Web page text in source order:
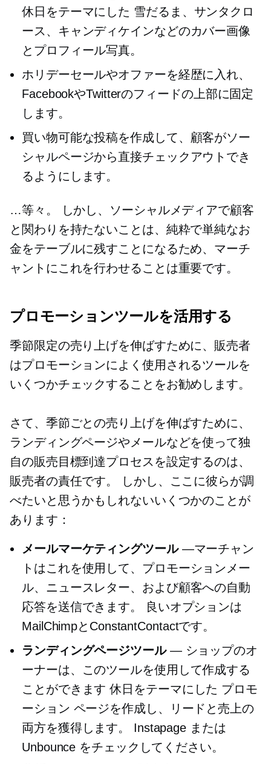
休日をテーマにした 雪だるま、サンタクロ
ース、キャンディケインなどのカバー画像
とプロフィール写真。
ホリデーセールやオファーを経歴に入れ、
FacebookやTwitterのフィードの上部に固定
します。
買い物可能な投稿を作成して、顧客がソー
シャルページから直接チェックアウトでき
るようにします。
…等々。 しかし、ソーシャルメディアで顧客
と関わりを持たないことは、純粋で単純なお
金をテーブルに残すことになるため、マーチ
ャントにこれを行わせることは重要です。
プロモーションツールを活用する
季節限定の売り上げを伸ばすために、販売者
はプロモーションによく使用されるツールを
いくつかチェックすることをお勧めします。
さて、季節ごとの売り上げを伸ばすために、
ランディングページやメールなどを使って独
自の販売目標到達プロセスを設定するのは、
販売者の責任です。 しかし、ここに彼らが調
べたいと思うかもしれないいくつかのことが
あります：
メールマーケティングツール—マーチャン
トはこれを使用して、プロモーションメー
ル、ニュースレター、および顧客への自動
応答を送信できます。 良いオプションは
MailChimpとConstantContactです。
ランディングページツール— ショップのオ
ーナーは、このツールを使用して作成する
ことができます休日をテーマにした プロモ
ーション ページを作成し、リードと売上の
両方を獲得します。 Instapage または
Unbounce をチェックしてください。